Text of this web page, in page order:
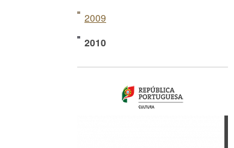
2009
2010